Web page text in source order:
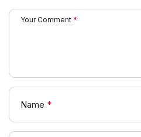
Your Comment *
Name *